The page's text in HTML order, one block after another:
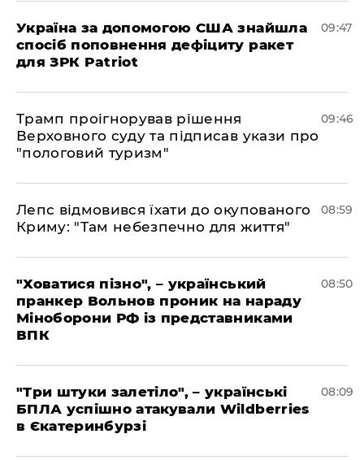
Україна за допомогою США знайшла
спосіб поповнення дефіциту ракет
для ЗРК Patriot
09:47
Трамп проігнорував рішення
Верховного суду та підписав укази про
"пологовий туризм"
09:46
Лепс відмовився їхати до окупованого
Криму: "Там небезпечно для життя"
08:59
"Ховатися пізно", – український
пранкер Вольнов проник на нараду
Міноборони РФ із представниками
ВПК
08:50
"Три штуки залетіло", – українські
БПЛА успішно атакували Wildberries
в Єкатеринбурзі
08:09